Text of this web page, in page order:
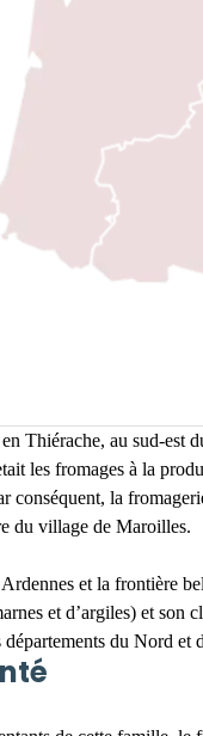
Thiérache, au sud-est
les fromages à la
conséquent, la
du village de Maroilles.
et la frontière
et d’argiles) et
du Nord et